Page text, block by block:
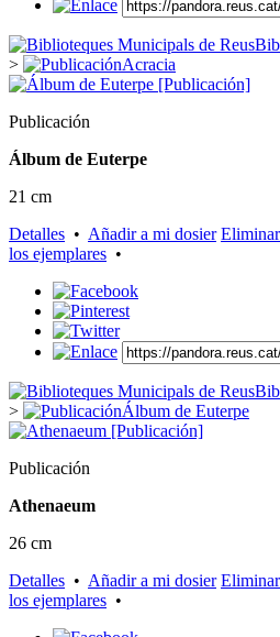
>
Acracia
Publicación
Álbum de Euterpe
21 cm
Detalles • Añadir a mi dosier
los ejemplares •
>
Álbum de Euterpe
Publicación
Athenaeum
26 cm
Detalles • Añadir a mi dosier
los ejemplares •